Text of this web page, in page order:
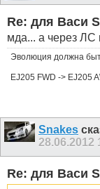
Re: для Васи
мда... а через ЛС
Эволюция должна
EJ205 FWD -> EJ205
Snakes
28.06.2012
Re: для Васи